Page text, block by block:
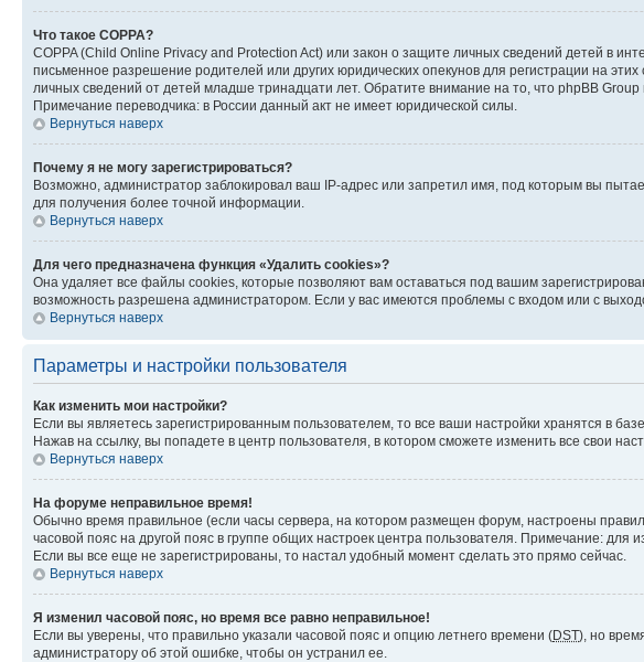
Что такое COPPA?
COPPA (Child Online Privacy and Protection Act) или закон о защите личных сведений детей в
письменное разрешение родителей или других юридических опекунов для регистрации на
личных сведений от детей младше тринадцати лет. Обратите внимание на то, что phpBB
Примечание переводчика: в России данный акт не имеет юридической силы.
Вернуться наверх
Почему я не могу зарегистрироваться?
Возможно, администратор заблокировал ваш IP-адрес или запретил имя, под которым вы
для получения более точной информации.
Вернуться наверх
Для чего предназначена функция «Удалить cookies»?
Она удаляет все файлы cookies, которые позволяют вам оставаться под вашим
возможность разрешена администратором. Если у вас имеются проблемы с входом или с
Вернуться наверх
Параметры и настройки пользователя
Как изменить мои настройки?
Если вы являетесь зарегистрированным пользователем, то все ваши настройки хранятся в
Нажав на ссылку, вы попадете в центр пользователя, в котором сможете изменить все свои
Вернуться наверх
На форуме неправильное время!
Обычно время правильное (если часы сервера, на котором размещен форум, настроены
часовой пояс на другой пояс в группе общих настроек центра пользователя. Примечание:
Если вы все еще не зарегистрированы, то настал удобный момент сделать это прямо сейчас.
Вернуться наверх
Я изменил часовой пояс, но время все равно неправильное!
Если вы уверены, что правильно указали часовой пояс и опцию летнего времени (DST), но
администратору об этой ошибке, чтобы он устранил ее.